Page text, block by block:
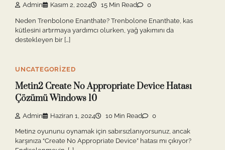
Admin Kasım 2, 2024 15 Min Read 0
Neden Trenbolone Enanthate? Trenbolone Enanthate, kas
kütlesini artırmaya yardımcı olurken, yağ yakımını da
destekleyen bir […]
UNCATEGORIZED
Metin2 Create No Appropriate Device Hatası
Çözümü Windows 10
Admin Haziran 1, 2024 10 Min Read 0
Metin2 oyununu oynamak için sabırsızlanıyorsunuz, ancak
karşınıza “Create No Appropriate Device” hatası mı çıkıyor?